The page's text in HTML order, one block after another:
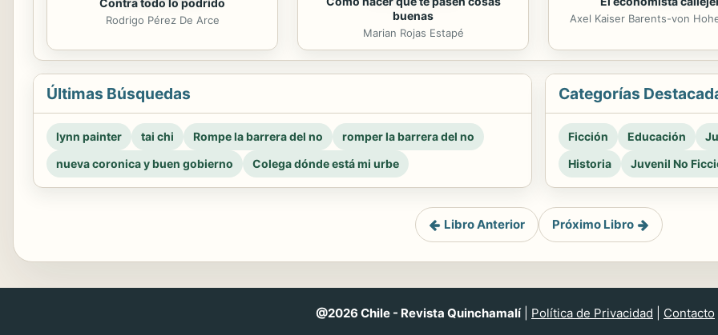
Rodrigo Pérez De Arce
buenas
Marian Rojas Estapé
Axel Kaiser Barents-von
Últimas Búsquedas
lynn painter tai chi Rompe la barrera del no
romper la barrera del no
nueva coronica y buen gobierno
Colega dónde está mi urbe
Categorías
Ficción Educación
Historia
Juvenil No
Libro Anterior Próximo Libro
@2026 Chile - Revista Quinchamalí| Política de Privacidad Contacto